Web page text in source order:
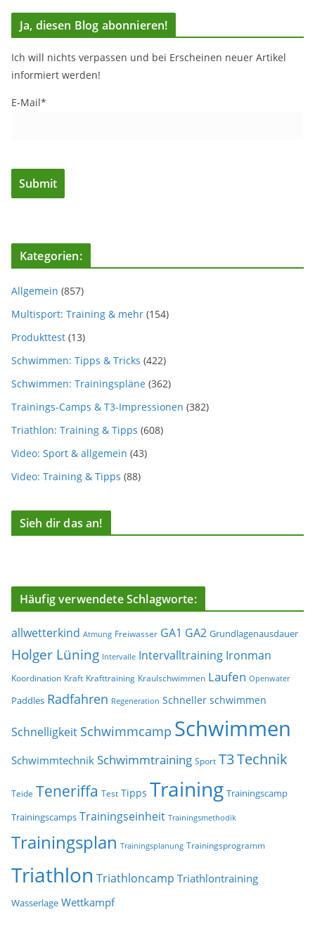
Ja, diesen Blog abonnieren!
Ich will nichts verpassen und bei Erscheinen neuer Artikel
informiert werden!
E-Mail*
Kategorien:
Allgemein (857)
Multisport: Training & mehr (154)
Produkttest (13)
Schwimmen: Tipps & Tricks (422)
Schwimmen: Trainingspläne (362)
Trainings-Camps & T3-Impressionen (382)
Triathlon: Training & Tipps (608)
Video: Sport & allgemein (43)
Video: Training & Tipps (88)
Sieh dir das an!
Häufig verwendete Schlagworte:
allwetterkind Atmung Freiwasser GA1 GA2 Grundlagenausdauer
Holger Lüning Intervalle Intervalltraining Ironman
Koordination Kraft Krafttraining Kraulschwimmen Laufen Openwater
Paddles Radfahren Regeneration Schneller schwimmen
Schnelligkeit Schwimmcamp Schwimmen
Schwimmtechnik Schwimmtraining Sport T3Technik
Teide Teneriffa Test Tipps Training Trainingscamp
Trainingscamps Trainingseinheit Trainingsmethodik
Trainingsplan Trainingsplanung Trainingsprogramm
Triathlon Triathloncamp Triathlontraining
Wasserlage Wettkampf